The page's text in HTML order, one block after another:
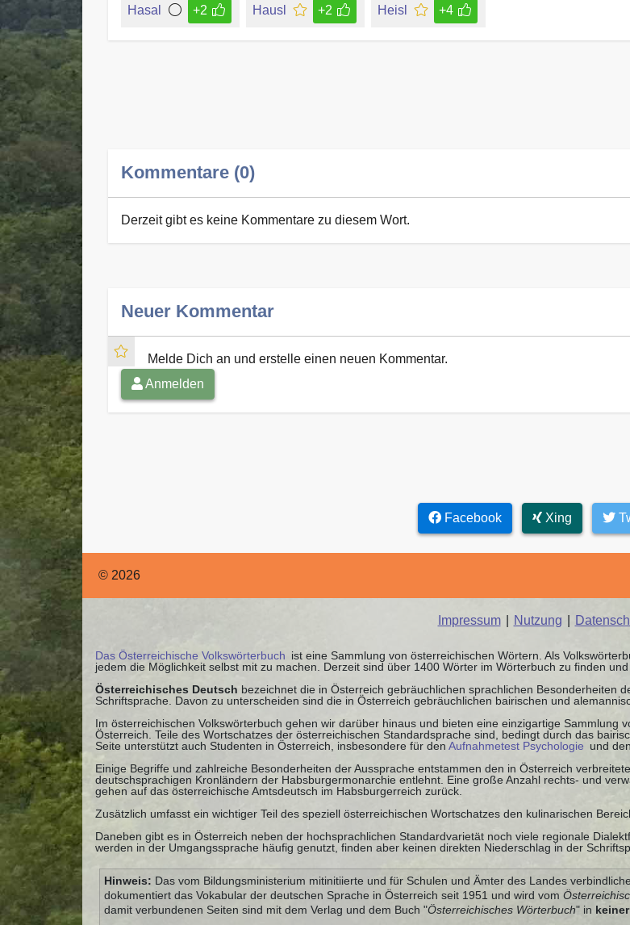
Hasal +2 Hausl +2 Heisl +4
Kommentare (0)
Derzeit gibt es keine Kommentare zu diesem Wort.
Neuer Kommentar
Melde Dich an und erstelle einen neuen Kommentar.
Anmelden
Facebook Xing
© 2026
Impressum Nutzung
Das Österreichische Volkswörterbuch ist eine Sammlung von österreichischen Wörtern. Als
jedem die Möglichkeit selbst mit zu machen. Derzeit sind über 1400 Wörter im Wörterbuch zu finden
Österreichisches Deutsch bezeichnet die in Österreich gebräuchlichen sprachlichen Besonderheiten
Schriftsprache. Davon zu unterscheiden sind die in Österreich gebräuchlichen bairischen und
Im österreichischen Volkswörterbuch gehen wir darüber hinaus und bieten eine einzigartige Sammlung
Österreich. Teile des Wortschatzes der österreichischen Standardsprache sind, bedingt durch das
Seite unterstützt auch Studenten in Österreich, insbesondere für den Aufnahmetest Psychologie und den
Einige Begriffe und zahlreiche Besonderheiten der Aussprache entstammen den in Österreich
deutschsprachigen Kronländern der Habsburgermonarchie entlehnt. Eine große Anzahl rechts- und
gehen auf das österreichische Amtsdeutsch im Habsburgerreich zurück.
Zusätzlich umfasst ein wichtiger Teil des speziell österreichischen Wortschatzes den kulinarischen
Daneben gibt es in Österreich neben der hochsprachlichen Standardvarietät noch viele regionale
werden in der Umgangssprache häufig genutzt, finden aber keinen direkten Niederschlag in der
Hinweis: Das vom Bildungsministerium mitinitiierte und für Schulen und Ämter des Landes
dokumentiert das Vokabular der deutschen Sprache in Österreich seit 1951 und wird vom
damit verbundenen Seiten sind mit dem Verlag und dem Buch "Österreichisches Wörterbuch" in